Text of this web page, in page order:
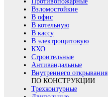
Взломостойкие
В офис
В котельную
В кассу
В электрощитовую
КХО
Строительные
Антивандальные
Внутреннего открывания
ПО КОНСТРУКЦИИ
Трехконтурные